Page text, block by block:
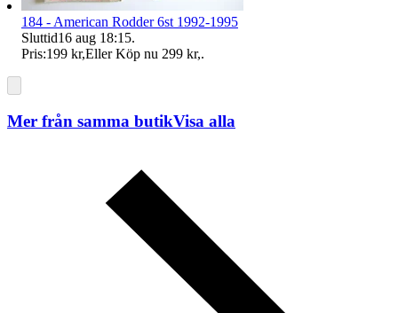
184 - American Rodder 6st 1992-1995
Sluttid16 aug 18:15.
Pris:199 kr,Eller Köp nu 299 kr,.
Mer från samma butikVisa alla